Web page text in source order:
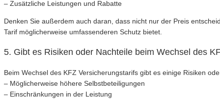
– Zusätzliche Leistungen und Rabatte
Denken Sie außerdem auch daran, dass nicht nur der Preis
Tarif möglicherweise umfassenderen Schutz bietet.
5. Gibt es Risiken oder Nachteile beim Wechsel des
Beim Wechsel des KFZ Versicherungstarifs gibt es einige Risiken
– Möglicherweise höhere Selbstbeteiligungen
– Einschränkungen in der Leistung